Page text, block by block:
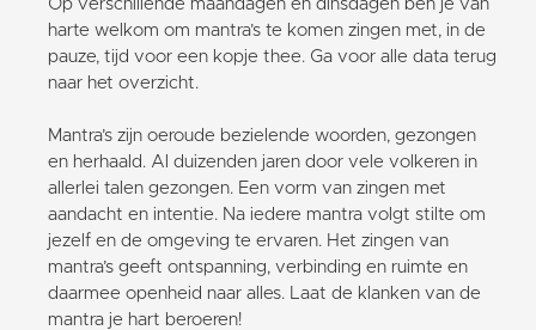
Op verschillende maandagen en dinsdagen ben je van
harte welkom om mantra’s te komen zingen met, in de
pauze, tijd voor een kopje thee. Ga voor alle data terug
naar het overzicht.
Mantra’s zijn oeroude bezielende woorden, gezongen
en herhaald. Al duizenden jaren door vele volkeren in
allerlei talen gezongen. Een vorm van zingen met
aandacht en intentie. Na iedere mantra volgt stilte om
jezelf en de omgeving te ervaren. Het zingen van
mantra’s geeft ontspanning, verbinding en ruimte en
daarmee openheid naar alles. Laat de klanken van de
mantra je hart beroeren!